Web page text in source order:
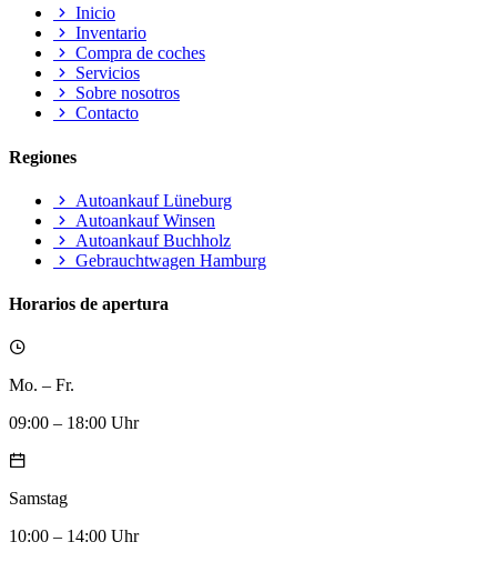
Inicio
Inventario
Compra de coches
Servicios
Sobre nosotros
Contacto
Regiones
Autoankauf Lüneburg
Autoankauf Winsen
Autoankauf Buchholz
Gebrauchtwagen Hamburg
Horarios de apertura
Mo. – Fr.
09:00 – 18:00 Uhr
Samstag
10:00 – 14:00 Uhr